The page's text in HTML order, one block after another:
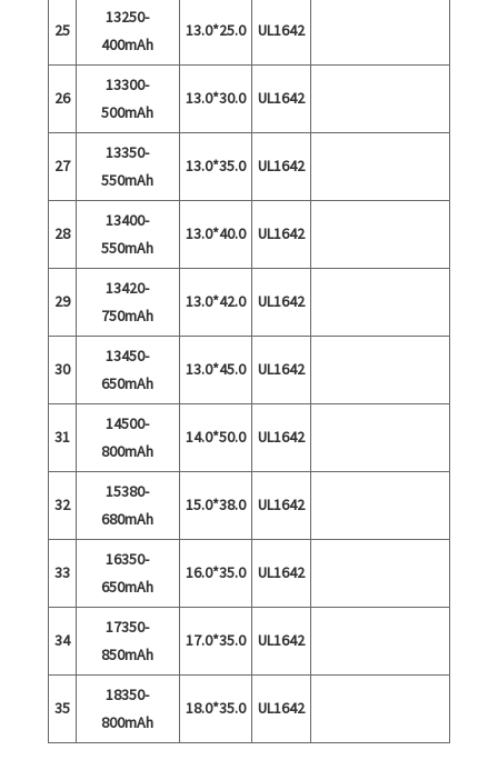
25
13250-
400mAh
13.0*25.0 UL1642
26
13300-
500mAh
13.0*30.0 UL1642
27
13350-
550mAh
13.0*35.0 UL1642
28
13400-
550mAh
13.0*40.0 UL1642
29
13420-
750mAh
13.0*42.0 UL1642
30
13450-
650mAh
13.0*45.0 UL1642
31
14500-
800mAh
14.0*50.0 UL1642
32
15380-
680mAh
15.0*38.0 UL1642
33
16350-
650mAh
16.0*35.0 UL1642
34
17350-
850mAh
17.0*35.0 UL1642
35
18350-
800mAh
18.0*35.0 UL1642